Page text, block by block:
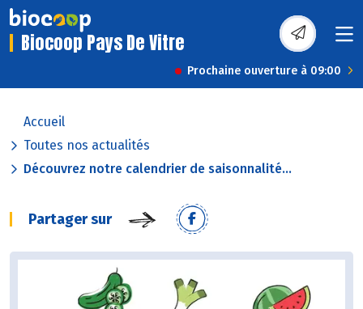
Biocoop Pays De Vitre
Prochaine ouverture à 09:00
Accueil
Toutes nos actualités
Découvrez notre calendrier de saisonnalité...
Partager sur